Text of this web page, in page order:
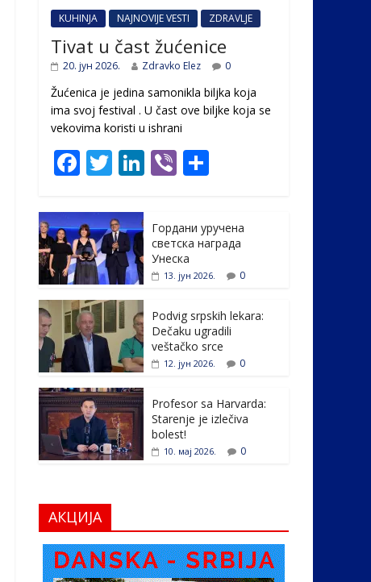
KUHINJA NAJNOVIJE VESTI ZDRAVLJE
Tivat u čast žućenice
20. јун 2026. Zdravko Elez 0
Žućenica je jedina samonikla biljka koja
ima svoj festival . U čast ovе biljke koja se
vekovima koristi u ishrani
F
e
b
o
o
k
T
itt
er
Li
e
dI
n
Vi
e
Гордани уручена
светска награда
Унеска
13. јун 2026. 0
Podvig srpskih lekara:
Dečaku ugradili
veštačko srce
12. јун 2026. 0
Profesor sa Harvarda:
Starenje je izlečiva
bolest!
10. мај 2026. 0
АКЦИЈА